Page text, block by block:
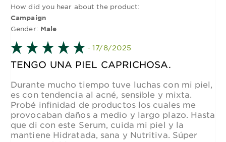
How did you hear about the product:
Campaign
Gender: Male
- 17/8/2025
TENGO UNA PIEL CAPRICHOSA.
Durante mucho tiempo tuve luchas con mi piel,
es con tendencia al acné, sensible y mixta.
Probé infinidad de productos los cuales me
provocaban daños a medio y largo plazo. Hasta
que di con este Serum, cuida mi piel y la
mantiene Hidratada, sana y Nutritiva. Súper